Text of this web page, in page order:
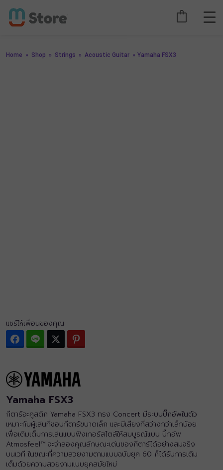
Home » Shop » Strings » Acoustic Guitar » Yamaha FSX3
แชร์ให้เพื่อนของคุณ
Facebook
Line Twitter
Yamaha FSX3
กีตาร์อะคูสติก Yamaha FSX3 ทรง Concert มีระบบปิ๊กอัพในตัว
เหมาะกับผู้เล่นที่ชอบกีตาร์ขนาดเล็ก และมีเสียงที่สว่างกว่าเล็กน้อย
เพื่อเติมเต็มการเล่นแบบฟิงเกอร์สไตล์ให้สมบูรณ์แบบ ปิ๊กอัพ
Atmosfeel™ จะจำลองคุณลักษณะเด่นของกีตาร์ได้อย่างสมจริง
บนเวที ในขณะที่ความสวยงามตามแบบฉบับยุค 60 ก็ได้รับการเติม
เต็มด้วยความสวยงามแบบยุคสมัยใหม่